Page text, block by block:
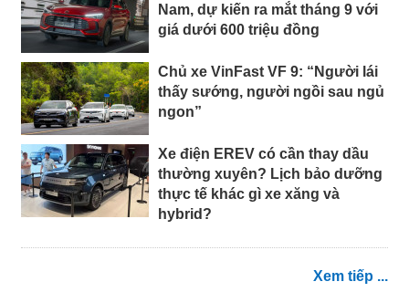
Nam, dự kiến ra mắt tháng 9 với
giá dưới 600 triệu đồng
Chủ xe VinFast VF 9: “Người lái
thấy sướng, người ngồi sau ngủ
ngon”
Xe điện EREV có cần thay dầu
thường xuyên? Lịch bảo dưỡng
thực tế khác gì xe xăng và
hybrid?
Xem tiếp ...